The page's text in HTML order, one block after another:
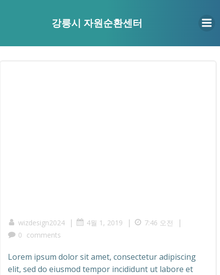
to
content
강릉시 자원순환센터
wizdesign2024 | 4월 1, 2019 | 7:46 오전 |
0 comments
Lorem ipsum dolor sit amet, consectetur adipiscing
elit, sed do eiusmod tempor incididunt ut labore et